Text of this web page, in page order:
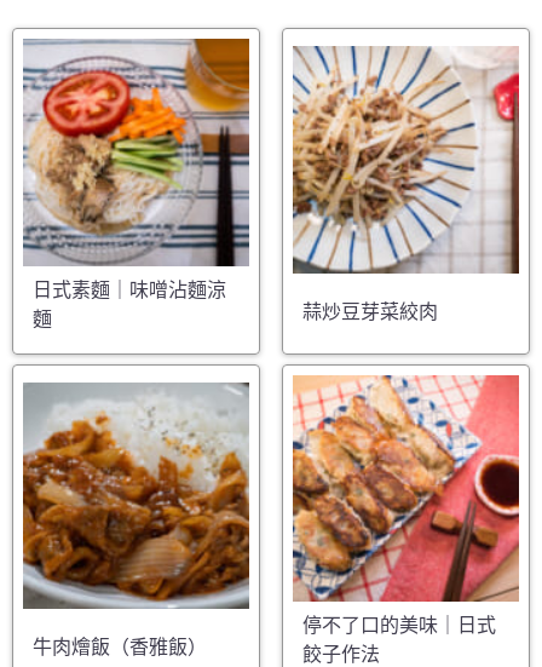
日式素麵｜味噌沾麵涼
麵
蒜炒豆芽菜絞肉
牛肉燴飯（香雅飯）
停不了口的美味｜日式
餃子作法